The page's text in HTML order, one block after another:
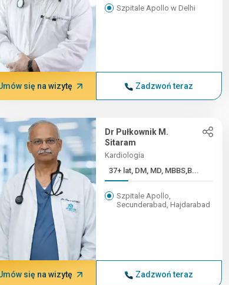
Szpitale Apollo w Delhi
się na wizytę Zadzwoń teraz
Dr Pułkownik M.
Sitaram
Kardiologia
37+ lat, DM, MD, MBBS,B...
Szpitale Apollo,
Secunderabad, Hajdarabad
się na wizytę Zadzwoń teraz